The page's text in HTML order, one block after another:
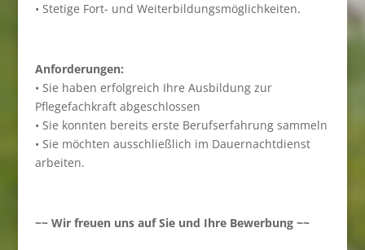
• Stetige Fort- und Weiterbildungsmöglichkeiten.
Anforderungen:
• Sie haben erfolgreich Ihre Ausbildung zur
Pflegefachkraft abgeschlossen
• Sie konnten bereits erste Berufserfahrung sammeln
• Sie möchten ausschließlich im Dauernachtdienst
arbeiten.
~~ Wir freuen uns auf Sie und Ihre Bewerbung ~~